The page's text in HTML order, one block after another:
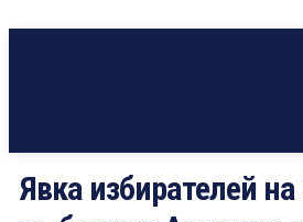
Явка избирателей